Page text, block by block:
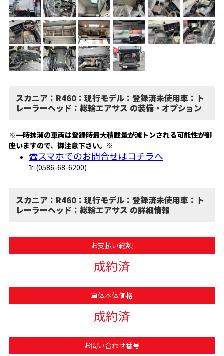
スカニア：R460：現行モデル：登録済未使用車：ト
レーラーヘッド：総輪エアサス の装備・オプション
※一時抹消の車両は登録時最大積載量が減トンされる可能性が御
座いますので、御注意下さい。※
☎スマホでのお問合せはコチラへ
℡(0586-68-6200)
スカニア：R460：現行モデル：登録済未使用車：ト
レーラーヘッド：総輪エアサス の詳細情報
お支払い総額
成約済
車体本体価格
成約済
お問い合わせ番号